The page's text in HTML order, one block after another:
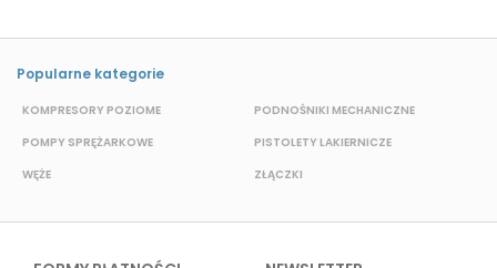
Popularne kategorie
KOMPRESORY POZIOME
POMPY SPRĘŻARKOWE
WĘŻE
PODNOŚNIKI MECHANICZNE
PISTOLETY LAKIERNICZE
ZŁĄCZKI